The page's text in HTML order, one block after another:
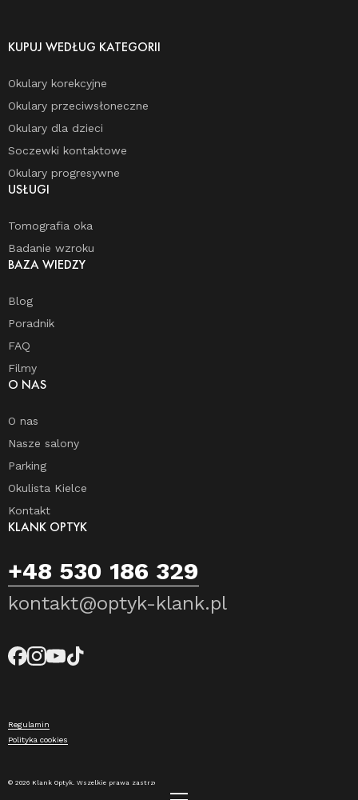
KUPUJ WEDŁUG KATEGORII
Okulary korekcyjne
Okulary przeciwsłoneczne
Okulary dla dzieci
Soczewki kontaktowe
Okulary progresywne
USŁUGI
Tomografia oka
Badanie wzroku
BAZA WIEDZY
Blog
Poradnik
FAQ
Filmy
O NAS
O nas
Nasze salony
Parking
Okulista Kielce
Kontakt
KLANK OPTYK
+48 530 186 329
kontakt@optyk-klank.pl
© 2026 Klank Optyk. Wszelkie prawa zastrzeżone.
Regulamin
Polityka cookies